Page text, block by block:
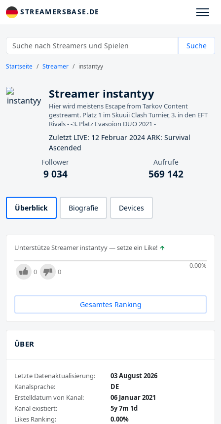
STREAMERSBASE.DE
Suche
Startseite Streamer instantyy
Streamer instantyy
Hier wird meistens Escape from Tarkov Content
gestreamt. Platz 1 im Skuuii Clash Turnier, 3. in den EFT
Rivals - -3. Platz Evasoion DUO 2021 -
Zuletzt LIVE: 12 Februar 2024 ARK: Survival
Ascended
Follower
9 034
Aufrufe
569 142
Überblick Biografie Devices
Unterstütze Streamer instantyy — setze ein Like!
0.00%
0 0
Gesamtes Ranking
ÜBER
Letzte Datenaktualisierung:
03 August 2026
Kanalsprache:
DE
Erstelldatum von Kanal:
06 Januar 2021
Kanal existiert:
5y 7m 1d
Likes Ranking:
0.00%